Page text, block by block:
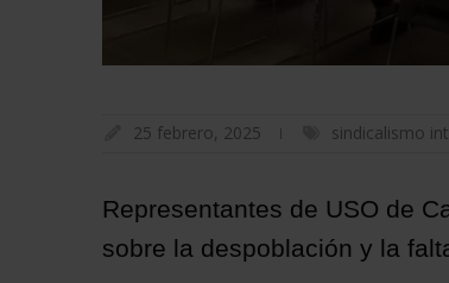
25 febrero, 2025 sindicalismo
Representantes de USO de
sobre la despoblación y la